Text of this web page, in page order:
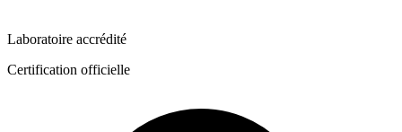
Laboratoire accrédité
Certification officielle